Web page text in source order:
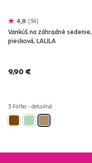
4,8 34
Vankúš na záhradné sedenie,
piesková, LALILA
9,90 €
3 Farba - detailná